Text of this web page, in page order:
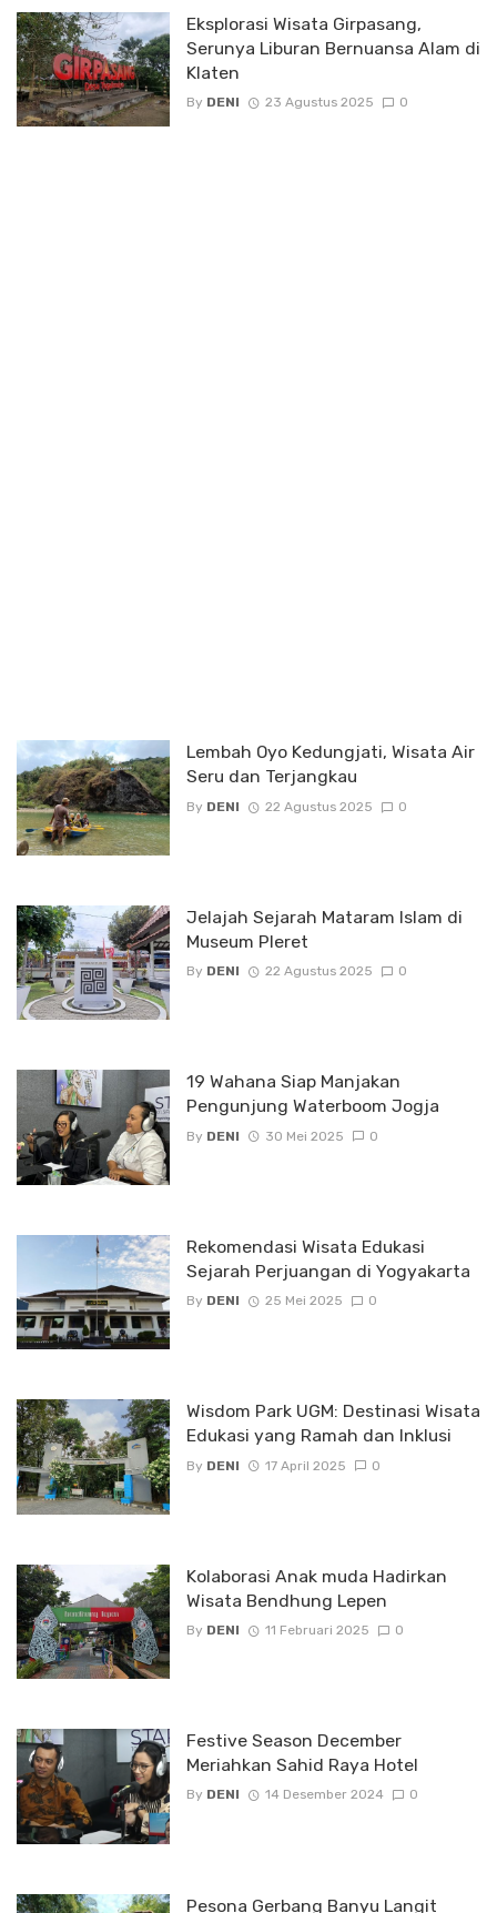
Eksplorasi Wisata Girpasang,
Serunya Liburan Bernuansa Alam di
Klaten
By DENI 23 Agustus 2025 0
Lembah Oyo Kedungjati, Wisata Air
Seru dan Terjangkau
By DENI 22 Agustus 2025 0
Jelajah Sejarah Mataram Islam di
Museum Pleret
By DENI 22 Agustus 2025 0
19 Wahana Siap Manjakan
Pengunjung Waterboom Jogja
By DENI 30 Mei 2025 0
Rekomendasi Wisata Edukasi
Sejarah Perjuangan di Yogyakarta
By DENI 25 Mei 2025 0
Wisdom Park UGM: Destinasi Wisata
Edukasi yang Ramah dan Inklusi
By DENI 17 April 2025 0
Kolaborasi Anak muda Hadirkan
Wisata Bendhung Lepen
By DENI 11 Februari 2025 0
Festive Season December
Meriahkan Sahid Raya Hotel
By DENI 14 Desember 2024 0
Pesona Gerbang Banyu Langit